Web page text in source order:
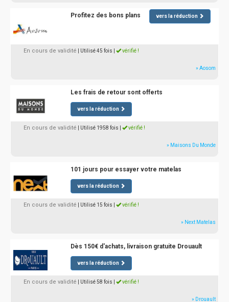
Profitez des bons plans vers la réduction
En cours de validité | Utilisé 45 fois vérifié !
» Aosom
Les frais de retour sont offerts
vers la réduction
En cours de validité | Utilisé 1958 fois vérifié !
» Maisons Du Monde
101 jours pour essayer votre matelas
vers la réduction
En cours de validité | Utilisé 15 fois vérifié !
» Next Matelas
Dès 150€ d'achats, livraison gratuite Drouault
vers la réduction
En cours de validité | Utilisé 58 fois vérifié !
» Drouault